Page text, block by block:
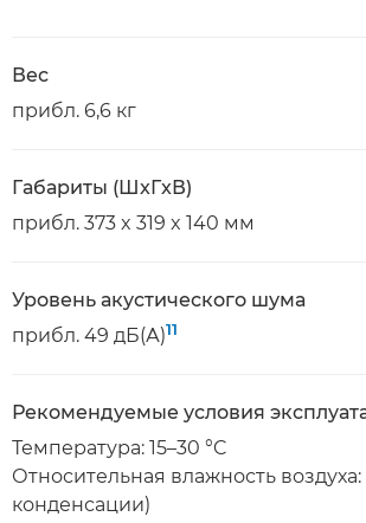
Вес
прибл. 6,6 кг
Габариты (ШxГxВ)
прибл. 373 x 319 x 140 мм
Уровень акустического шума
прибл. 49 дБ(А)11
Рекомендуемые условия
Температура: 15–30 °C
Относительная влажность воздуха:
конденсации)